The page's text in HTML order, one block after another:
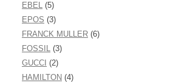
EBEL (5)
EPOS (3)
FRANCK MULLER (6)
FOSSIL (3)
GUCCI (2)
HAMILTON (4)